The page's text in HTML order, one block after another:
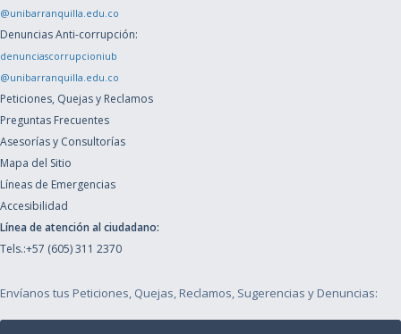
@unibarranquilla.edu.co
Denuncias Anti-corrupción:
denunciascorrupcioniub
@unibarranquilla.edu.co
Peticiones, Quejas y Reclamos
Preguntas Frecuentes
Asesorías y Consultorías
Mapa del Sitio
Líneas de Emergencias
Accesibilidad
Línea de atención al ciudadano:
Tels.:+57 (605) 311 2370
Envíanos tus Peticiones, Quejas, Reclamos, Sugerencias y Denuncias: